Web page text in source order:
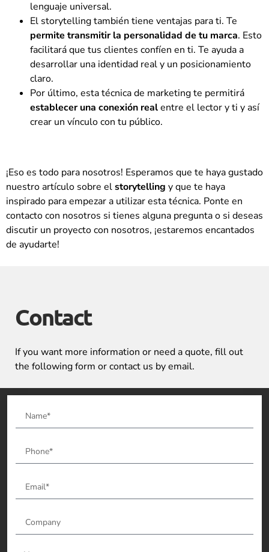
lenguaje universal.
El storytelling también tiene ventajas para ti. Te
permite transmitir la personalidad de tu marca. Esto
facilitará que tus clientes confíen en ti. Te ayuda a
desarrollar una identidad real y un posicionamiento
claro.
Por último, esta técnica de marketing te permitirá
establecer una conexión realentre el lector y ti y así
crear un vínculo con tu público.
¡Eso es todo para nosotros! Esperamos que te haya gustado
nuestro artículo sobre elstorytelling y que te haya
inspirado para empezar a utilizar esta técnica. Ponte en
contacto con nosotros si tienes alguna pregunta o si deseas
discutir un proyecto con nosotros, ¡estaremos encantados
de ayudarte!
Contact
If you want more information or need a quote, fill out
the following form or contact us by email.